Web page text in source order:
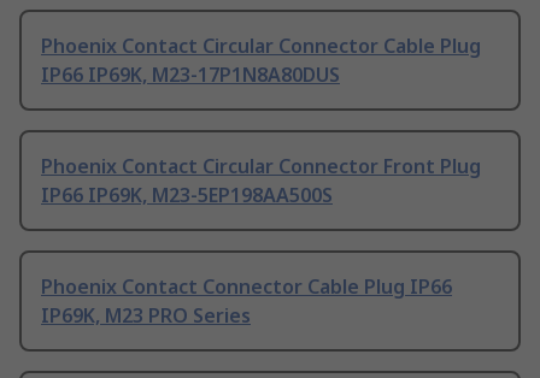
Phoenix Contact Circular Connector Cable Plug
IP66 IP69K, M23-17P1N8A80DUS
Phoenix Contact Circular Connector Front Plug
IP66 IP69K, M23-5EP198AA500S
Phoenix Contact Connector Cable Plug IP66
IP69K, M23 PRO Series